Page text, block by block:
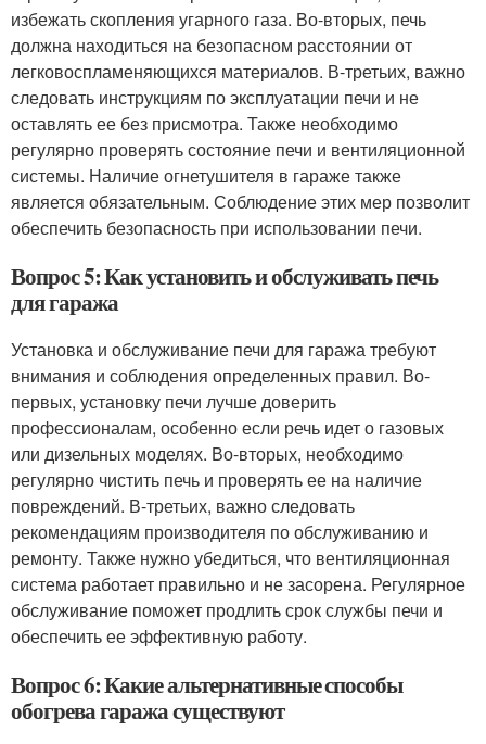
избежать скопления угарного газа. Во-вторых, печь
должна находиться на безопасном расстоянии от
легковоспламеняющихся материалов. В-третьих, важно
следовать инструкциям по эксплуатации печи и не
оставлять ее без присмотра. Также необходимо
регулярно проверять состояние печи и вентиляционной
системы. Наличие огнетушителя в гараже также
является обязательным. Соблюдение этих мер позволит
обеспечить безопасность при использовании печи.
Вопрос 5: Как установить и обслуживать печь
для гаража
Установка и обслуживание печи для гаража требуют
внимания и соблюдения определенных правил. Во-
первых, установку печи лучше доверить
профессионалам, особенно если речь идет о газовых
или дизельных моделях. Во-вторых, необходимо
регулярно чистить печь и проверять ее на наличие
повреждений. В-третьих, важно следовать
рекомендациям производителя по обслуживанию и
ремонту. Также нужно убедиться, что вентиляционная
система работает правильно и не засорена. Регулярное
обслуживание поможет продлить срок службы печи и
обеспечить ее эффективную работу.
Вопрос 6: Какие альтернативные способы
обогрева гаража существуют